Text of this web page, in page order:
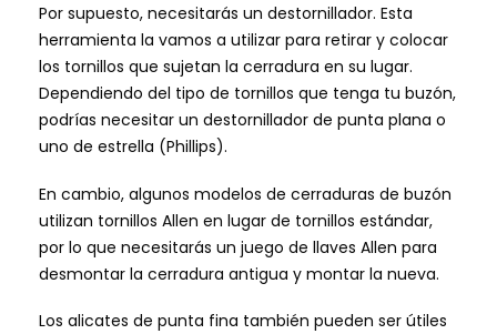
Por supuesto, necesitarás un destornillador. Esta
herramienta la vamos a utilizar para retirar y colocar
los tornillos que sujetan la cerradura en su lugar.
Dependiendo del tipo de tornillos que tenga tu buzón,
podrías necesitar un destornillador de punta plana o
uno de estrella (Phillips).
En cambio, algunos modelos de cerraduras de buzón
utilizan tornillos Allen en lugar de tornillos estándar,
por lo que necesitarás un juego de llaves Allen para
desmontar la cerradura antigua y montar la nueva.
Los alicates de punta fina también pueden ser útiles